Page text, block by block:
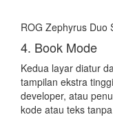
ROG Zephyrus Duo
4. Book Mode
Kedua layar diatur
tampilan ekstra
developer, atau
kode atau teks